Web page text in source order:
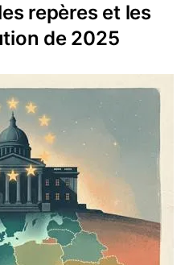
repères et les
de 2025